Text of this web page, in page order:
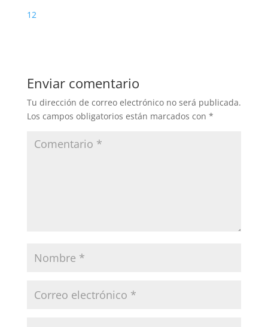
12
Enviar comentario
Tu dirección de correo electrónico no será publicada.
Los campos obligatorios están marcados con *